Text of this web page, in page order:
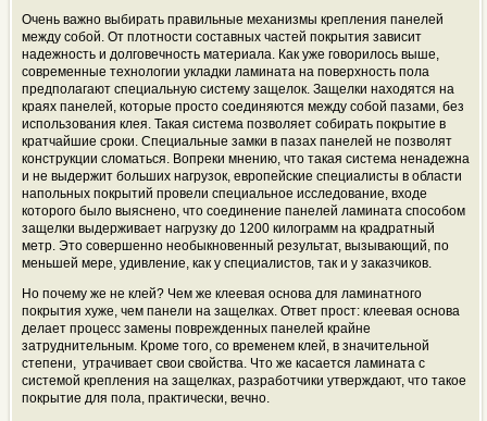
Очень важно выбирать правильные механизмы крепления панелей
между собой. От плотности составных частей покрытия зависит
надежность и долговечность материала. Как уже говорилось выше,
современные технологии укладки ламината на поверхность пола
предполагают специальную систему защелок. Защелки находятся на
краях панелей, которые просто соединяются между собой пазами, без
использования клея. Такая система позволяет собирать покрытие в
кратчайшие сроки. Специальные замки в пазах панелей не позволят
конструкции сломаться. Вопреки мнению, что такая система ненадежна
и не выдержит больших нагрузок, европейские специалисты в области
напольных покрытий провели специальное исследование, входе
которого было выяснено, что соединение панелей ламината способом
защелки выдерживает нагрузку до 1200 килограмм на крадратный
метр. Это совершенно необыкновенный результат, вызывающий, по
меньшей мере, удивление, как у специалистов, так и у заказчиков.
Но почему же не клей? Чем же клеевая основа для ламинатного
покрытия хуже, чем панели на защелках. Ответ прост: клеевая основа
делает процесс замены поврежденных панелей крайне
затруднительным. Кроме того, со временем клей, в значительной
степени, утрачивает свои свойства. Что же касается ламината с
системой крепления на защелках, разработчики утверждают, что такое
покрытие для пола, практически, вечно.